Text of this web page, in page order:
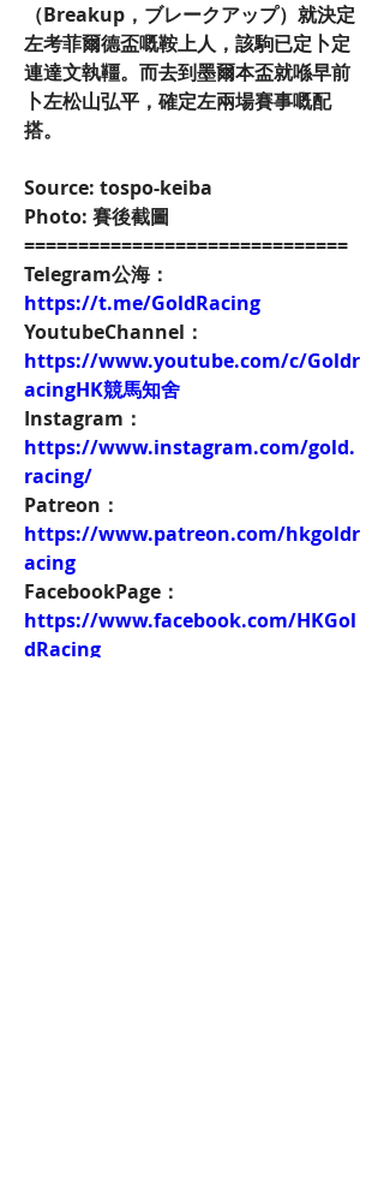
（Breakup，ブレークアップ）就決定
左考菲爾德盃嘅鞍上人，該駒已定卜定
連達文執韁。而去到墨爾本盃就喺早前
卜左松山弘平，確定左兩場賽事嘅配
搭。
Source: tospo-keiba
Photo: 賽後截圖
==============================
Telegram公海：
https://t.me/GoldRacing
YoutubeChannel：
https://www.youtube.com/c/Goldr
acingHK競馬知舍
Instagram：
https://www.instagram.com/gold.
racing/
Patreon：
https://www.patreon.com/hkgoldr
acing
FacebookPage：
https://www.facebook.com/HKGol
dRacing